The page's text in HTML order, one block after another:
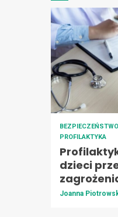
BEZPIECZEŃSTWO
PROFILAKTYKA
dzieci
Joanna